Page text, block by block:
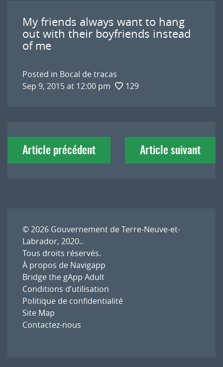
My friends always want to hang
out with their boyfriends instead
of me
Posted in Bocal de tracas
Sep 9, 2015 at 12:00 pm
129
Navigation
deArticle précédent Article suivant
© 2026 Gouvernement de Terre-Neuve-et-
Labrador, 2020..
Tous droits réservés.
À propos de Navigapp
Bridge the gApp Adult
Conditions d’utilisation
Politique de confidentialité
Site Map
Contactez-nous